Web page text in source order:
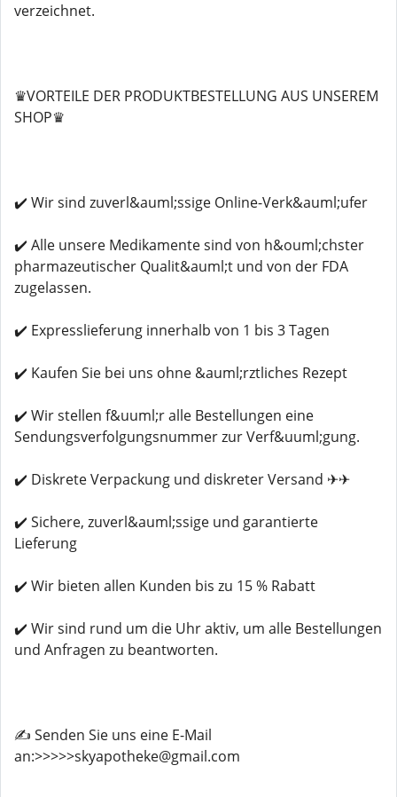
verzeichnet.
♛VORTEILE DER PRODUKTBESTELLUNG AUS UNSEREM
SHOP♛
✔️ Wir sind zuverl&auml;ssige Online-Verk&auml;ufer
✔️ Alle unsere Medikamente sind von h&ouml;chster
pharmazeutischer Qualit&auml;t und von der FDA
zugelassen.
✔️ Expresslieferung innerhalb von 1 bis 3 Tagen
✔️ Kaufen Sie bei uns ohne &auml;rztliches Rezept
✔️ Wir stellen f&uuml;r alle Bestellungen eine
Sendungsverfolgungsnummer zur Verf&uuml;gung.
✔️ Diskrete Verpackung und diskreter Versand ✈✈
✔️ Sichere, zuverl&auml;ssige und garantierte
Lieferung
✔️ Wir bieten allen Kunden bis zu 15 % Rabatt
✔️ Wir sind rund um die Uhr aktiv, um alle Bestellungen
und Anfragen zu beantworten.
✍️ Senden Sie uns eine E-Mail
an:>>>>>skyapotheke@gmail.com